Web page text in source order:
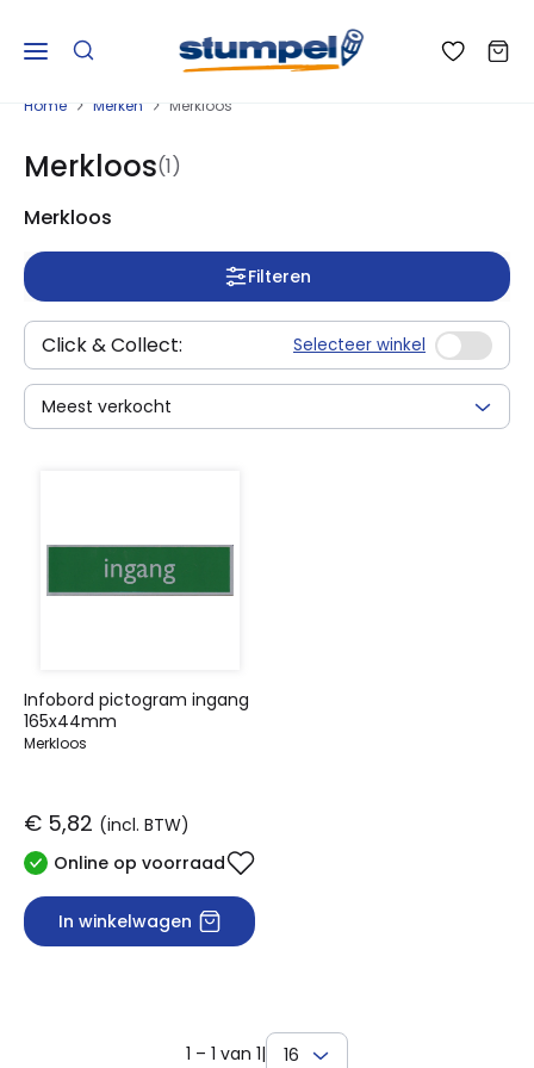
Home Merken Merkloos
Merkloos(1)
Merkloos
Filteren
Click & Collect: Selecteer winkel
Meest verkocht
Infobord pictogram ingang
165x44mm
Merkloos
€ 5,82 (incl. BTW)
Online op voorraad
In winkelwagen
1 – 1 van 1| 16